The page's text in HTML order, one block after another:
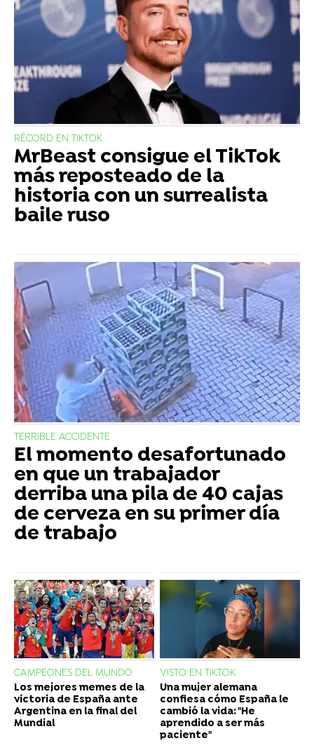
RÉCORD EN TIKTOK
MrBeast consigue el TikTok
más reposteado de la
historia con un surrealista
baile ruso
TERRIBLE ACCIDENTE
El momento desafortunado
en que un trabajador
derriba una pila de 40 cajas
de cerveza en su primer día
de trabajo
CAMPEONES DEL MUNDO
Los mejores memes de la
victoria de España ante
Argentina en la final del
Mundial
VISTO EN TIKTOK
Una mujer alemana
confiesa cómo España le
cambió la vida: "He
aprendido a ser más
paciente"